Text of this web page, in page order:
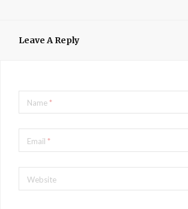
Leave A Reply
Name*
Email *
Website